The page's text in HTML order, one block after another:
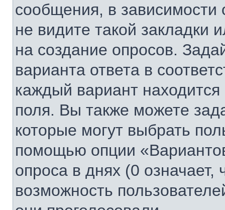
сообщения, в зависимости
не видите такой
на создание опросов.
варианта ответа в
каждый вариант находится
поля. Вы также можете
которые могут выбрать
помощью опции
опроса в днях (0
возможность